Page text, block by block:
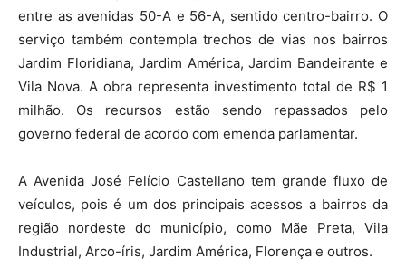
entre as avenidas 50-A e 56-A, sentido centro-bairro. O
serviço também contempla trechos de vias nos bairros
Jardim Floridiana, Jardim América, Jardim Bandeirante e
Vila Nova. A obra representa investimento total de R$ 1
milhão. Os recursos estão sendo repassados pelo
governo federal de acordo com emenda parlamentar.
A Avenida José Felício Castellano tem grande fluxo de
veículos, pois é um dos principais acessos a bairros da
região nordeste do município, como Mãe Preta, Vila
Industrial, Arco-íris, Jardim América, Florença e outros.